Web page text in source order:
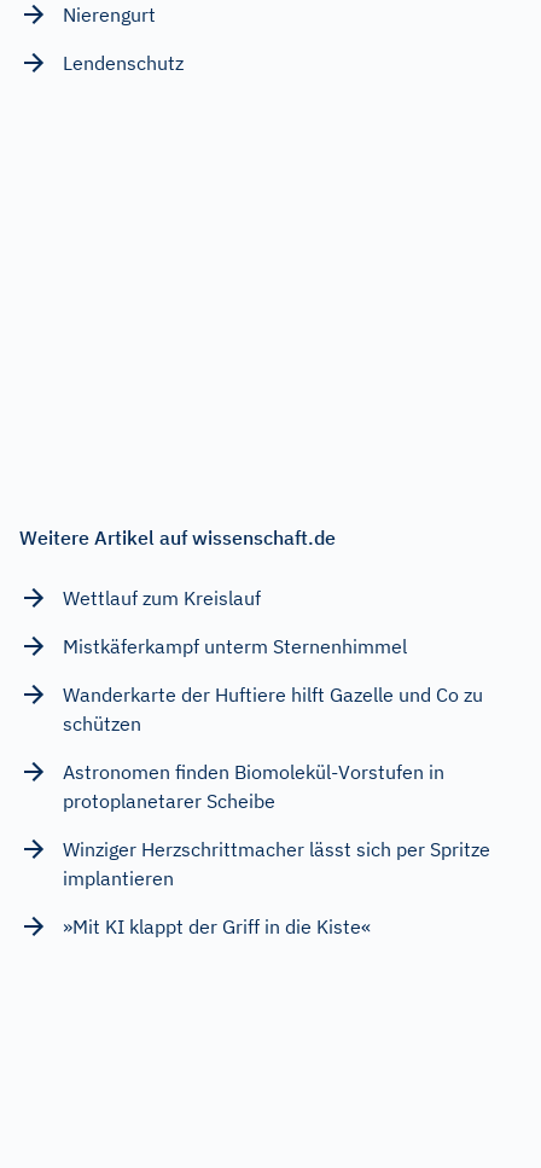
Nierengurt
Lendenschutz
Weitere Artikel auf wissenschaft.de
Wettlauf zum Kreislauf
Mistkäferkampf unterm Sternenhimmel
Wanderkarte der Huftiere hilft Gazelle und Co zu
schützen
Astronomen finden Biomolekül-Vorstufen in
protoplanetarer Scheibe
Winziger Herzschrittmacher lässt sich per Spritze
implantieren
»Mit KI klappt der Griff in die Kiste«